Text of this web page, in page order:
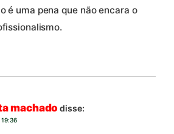
é uma pena que não encara o
machado disse: